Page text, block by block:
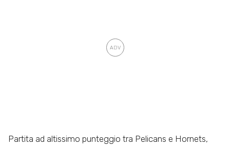
Partita ad altissimo punteggio tra Pelicans e Hornets,